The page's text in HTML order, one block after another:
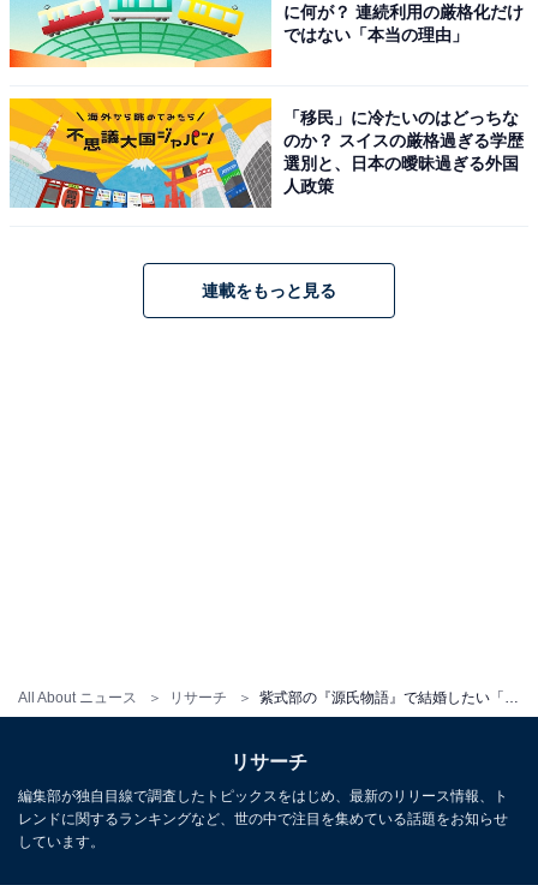
All About ニュース リサーチ
に何が？ 連続利用の厳格化だけ
ではない「本当の理由」
「移民」に冷たいのはどっちな
のか？ スイスの厳格過ぎる学歴
選別と、日本の曖昧過ぎる外国
人政策
連載をもっと見る
リサーチ
編集部が独自目線で調査したトピックスをはじめ、最新のリリース情報、ト
レンドに関するランキングなど、世の中で注目を集めている話題をお知らせ
しています。